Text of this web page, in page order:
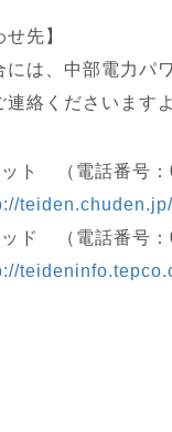
先】
には、中部電力パ
絡くださいます
ト （電話番号：
ド （電話番号：